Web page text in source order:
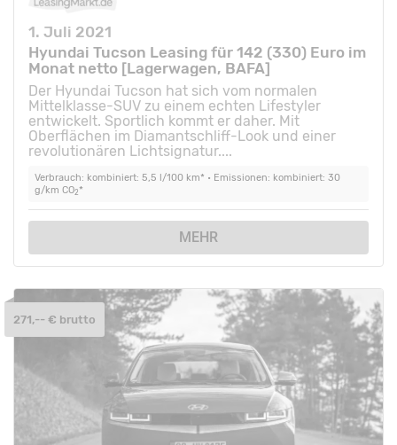
1. Juli 2021
Hyundai Tucson Leasing für 142 (330) Euro im
Monat netto [Lagerwagen, BAFA]
Der Hyundai Tucson hat sich vom normalen
Mittelklasse-SUV zu einem echten Lifestyler
entwickelt. Sportlich kommt er daher. Mit
Oberflächen im Diamantschliff-Look und einer
revolutionären Lichtsignatur....
Verbrauch: kombiniert: 5,5 l/100 km* • Emissionen: kombiniert: 30
g/km CO2*
MEHR
271,-- € brutto